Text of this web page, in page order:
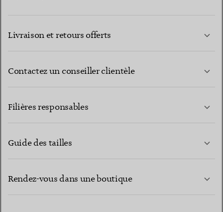
Livraison et retours offerts
Contactez un conseiller clientèle
Filières responsables
Guide des tailles
Rendez-vous dans une boutique